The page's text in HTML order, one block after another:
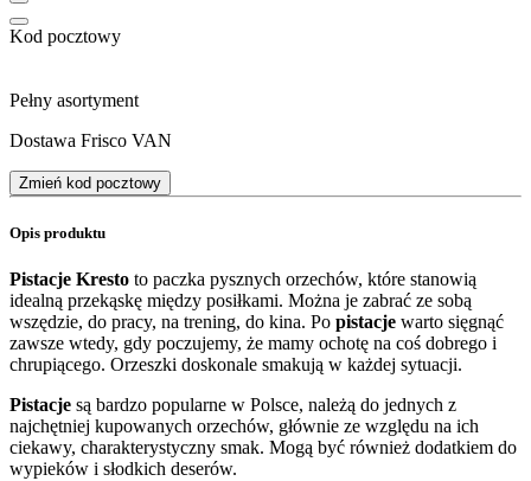
Kod pocztowy
Pełny asortyment
Dostawa Frisco VAN
Zmień kod pocztowy
Opis produktu
Pistacje Kresto to paczka pysznych orzechów, które stanowią
idealną przekąskę między posiłkami. Można je zabrać ze sobą
wszędzie, do pracy, na trening, do kina. Po pistacje warto sięgnąć
zawsze wtedy, gdy poczujemy, że mamy ochotę na coś dobrego i
chrupiącego. Orzeszki doskonale smakują w każdej sytuacji.
Pistacje są bardzo popularne w Polsce, należą do jednych z
najchętniej kupowanych orzechów, głównie ze względu na ich
ciekawy, charakterystyczny smak. Mogą być również dodatkiem do
wypieków i słodkich deserów.